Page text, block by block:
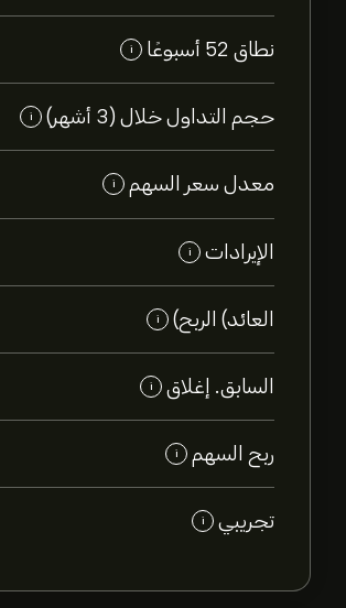
نطاق 52 أسبوعًا i
حجم التداول خلال (3 أشهر) i
معدل سعر السهم i
الإيرادات i
العائد) الربح) i
السابق. إغلاق i
ربح السهم i
تجريبي i